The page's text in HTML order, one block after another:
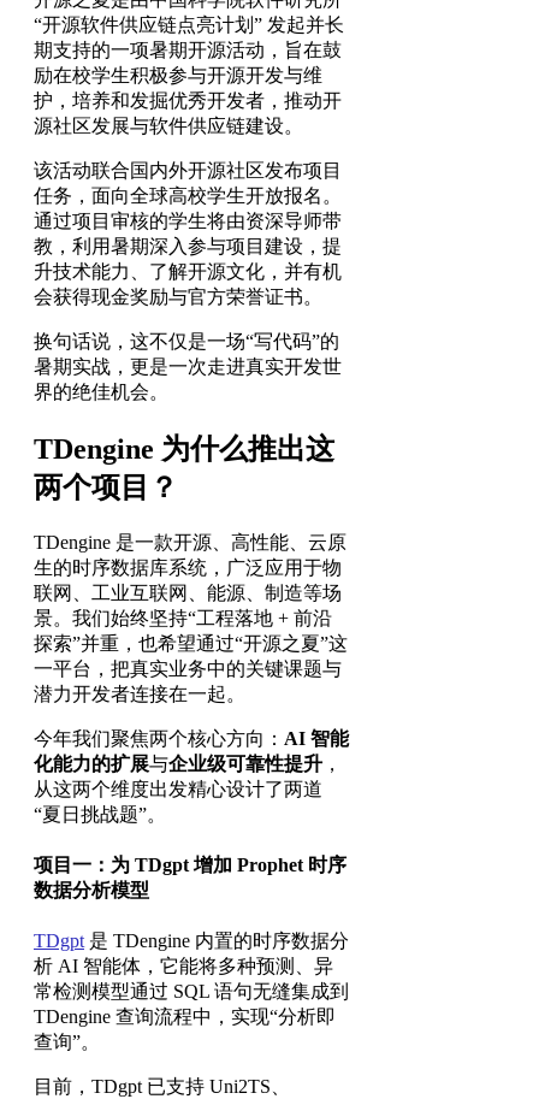
“开源软件供应链点亮计划” 发起并长
期支持的一项暑期开源活动，旨在鼓
励在校学生积极参与开源开发与维
护，培养和发掘优秀开发者，推动开
源社区发展与软件供应链建设。
该活动联合国内外开源社区发布项目
任务，面向全球高校学生开放报名。
通过项目审核的学生将由资深导师带
教，利用暑期深入参与项目建设，提
升技术能力、了解开源文化，并有机
会获得现金奖励与官方荣誉证书。
换句话说，这不仅是一场“写代码”的
暑期实战，更是一次走进真实开发世
界的绝佳机会。
TDengine 为什么推出这
两个项目？
TDengine 是一款开源、高性能、云原
生的时序数据库系统，广泛应用于物
联网、工业互联网、能源、制造等场
景。我们始终坚持“工程落地 + 前沿
探索”并重，也希望通过“开源之夏”这
一平台，把真实业务中的关键课题与
潜力开发者连接在一起。
今年我们聚焦两个核心方向： AI 智能
化能力的扩展与企业级可靠性提升 ，
从这两个维度出发精心设计了两道
“夏日挑战题”。
项目一：为 TDgpt 增加 Prophet 时序
数据分析模型
TDgpt 是 TDengine 内置的时序数据分
析 AI 智能体，它能将多种预测、异
常检测模型通过 SQL 语句无缝集成到
TDengine 查询流程中，实现“分析即
查询”。
目前，TDgpt 已支持 Uni2TS、